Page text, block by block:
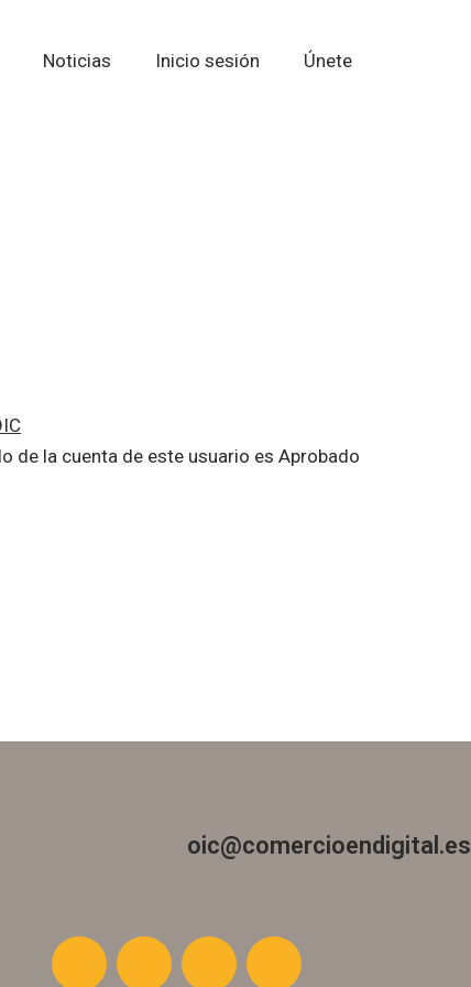
Noticias Inicio sesión Únete
de la cuenta de este usuario es Aprobado
oic@comercioendigital.es